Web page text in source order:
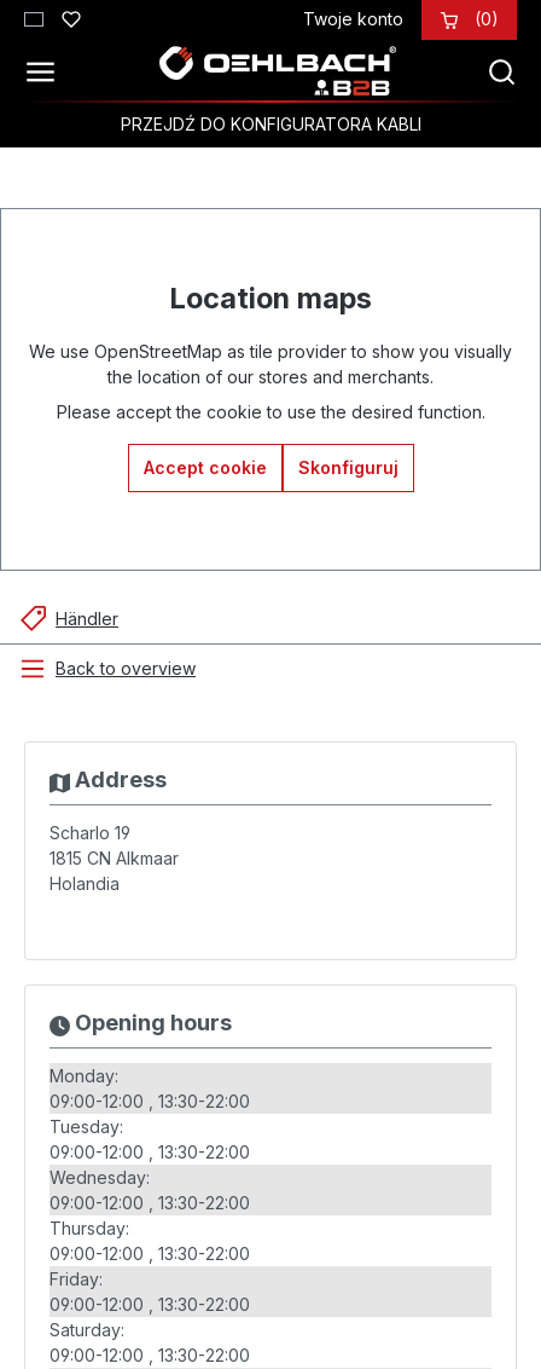
Przejdź do głównej zawartości Twoje konto (0)
PRZEJDŹ DO KONFIGURATORA KABLI
Location maps
We use OpenStreetMap as tile provider to show you visually
the location of our stores and merchants.
Please accept the cookie to use the desired function.
Accept cookie Skonfiguruj
Händler
Back to overview
Address
Scharlo 19
1815 CN Alkmaar
Holandia
Opening hours
Monday:
09:00-12:00
13:30-22:00
Tuesday:
09:00-12:00
13:30-22:00
Wednesday:
09:00-12:00
13:30-22:00
Thursday:
09:00-12:00
13:30-22:00
Friday:
09:00-12:00
13:30-22:00
Saturday:
09:00-12:00
13:30-22:00